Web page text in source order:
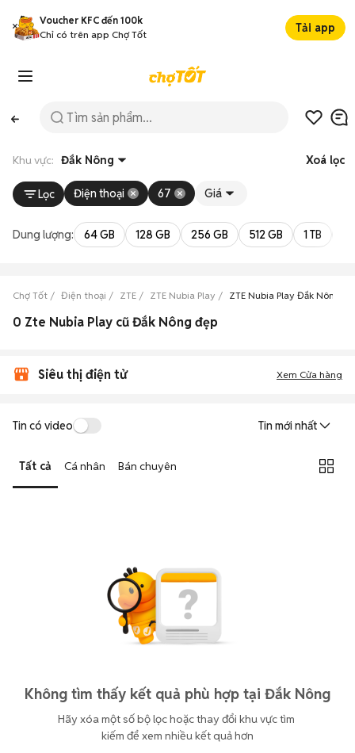
Voucher KFC đến 100k
Chỉ có trên app Chợ Tốt
Tải app
Khu vực: Đắk Nông Xoá lọc
Lọc Điện thoại 67 Giá
Dung lượng: 64 GB 128 GB 256 GB 512 GB 1 TB
Chợ Tốt Điện thoại ZTE ZTE Nubia Play ZTE Nubia Play Đắk Nông
0 Zte Nubia Play cũ Đắk Nông đẹp
Siêu thị điện tử Xem Cửa hàng
Tin có video Tin mới nhất
Tất cả Cá nhân Bán chuyên
Không tìm thấy kết quả phù hợp tại Đắk Nông
Hãy xóa một số bộ lọc hoặc thay đổi khu vực tìm
kiếm để xem nhiều kết quả hơn